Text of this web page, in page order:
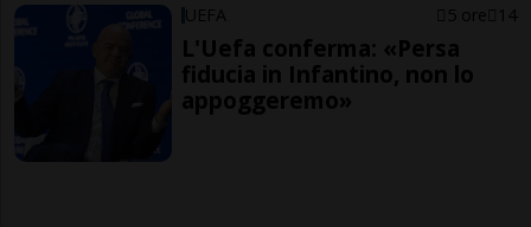
UEFA 5 ore 14
L'Uefa conferma: «Persa
fiducia in Infantino, non lo
appoggeremo»